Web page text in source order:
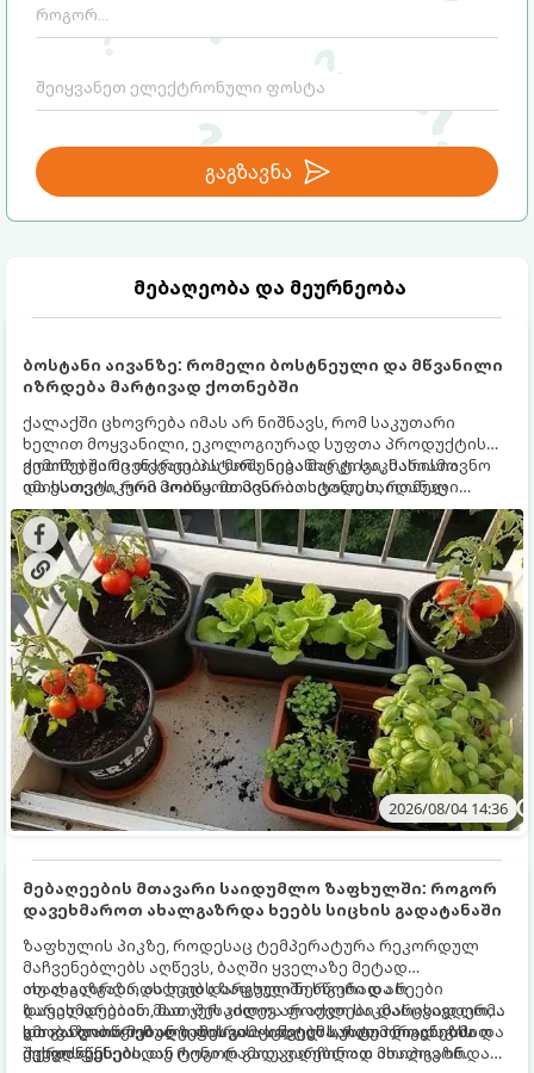
გაგზავნა
მებაღეობა და მეურნეობა
ბოსტანი აივანზე: რომელი ბოსტნეული და მწვანილი
იზრდება მარტივად ქოთნებში
ქალაქში ცხოვრება იმას არ ნიშნავს, რომ საკუთარი
ხელით მოყვანილი, ეკოლოგიურად სუფთა პროდუქტის
გემოზე უარი თქვათ. პატარა აივანიც კი საკმარისია
იმისათვის, რომ მოიწყოთ მინი-ბოსტანი, საიდანაც
ყოველდღიურად ახალ, არომატულ მწვანილსა და
ბოსტნეულს მოკრეფთ.
ქოთნებში მცენარეების მოშენება მარტივი, სასიამოვნო
და ესთეტიკური ჰობია. მთავარია იცოდეთ, რომელი
კულტურები ეგუებიან ქოთნის პირობებს ყველაზე კარგად
და როგორ მოუაროთ მათ სწორად.
2026/08/04 14:36
მებაღეების მთავარი საიდუმლო ზაფხულში: როგორ
დავეხმაროთ ახალგაზრდა ხეებს სიცხის გადატანაში
ზაფხულის პიკზე, როდესაც ტემპერატურა რეკორდულ
მაჩვენებლებს აღწევს, ბაღში ყველაზე მეტად
ახალგაზრდა, ახლად დარგული ნერგები და ხეები
ზარალდებიან. მათ ჯერ კიდევ არ აქვთ საკმარისად ღრმა
და განვითარებული ფესვთა სისტემა, რათა ნიადაგის
ქვედა ფენებიდან ტენი დამოუკიდებლად მოიპოვონ.
თუ ახალგაზრდა ხეებს ზაფხულში სწორად არ
დავეხმარებით, მათ შესაძლოა ფოთლები დასცვივდეთ,
ხმობა დაიწყონ ან ზამთრის ყინვებს სუსტი ორგანიზმით
შეხვდნენ.
გთავაზობთ მებაღეების გამოცდილ საიდუმლოებებსა და
ოქროს წესებს, თუ როგორ გადავარჩინოთ ახალგაზრდა